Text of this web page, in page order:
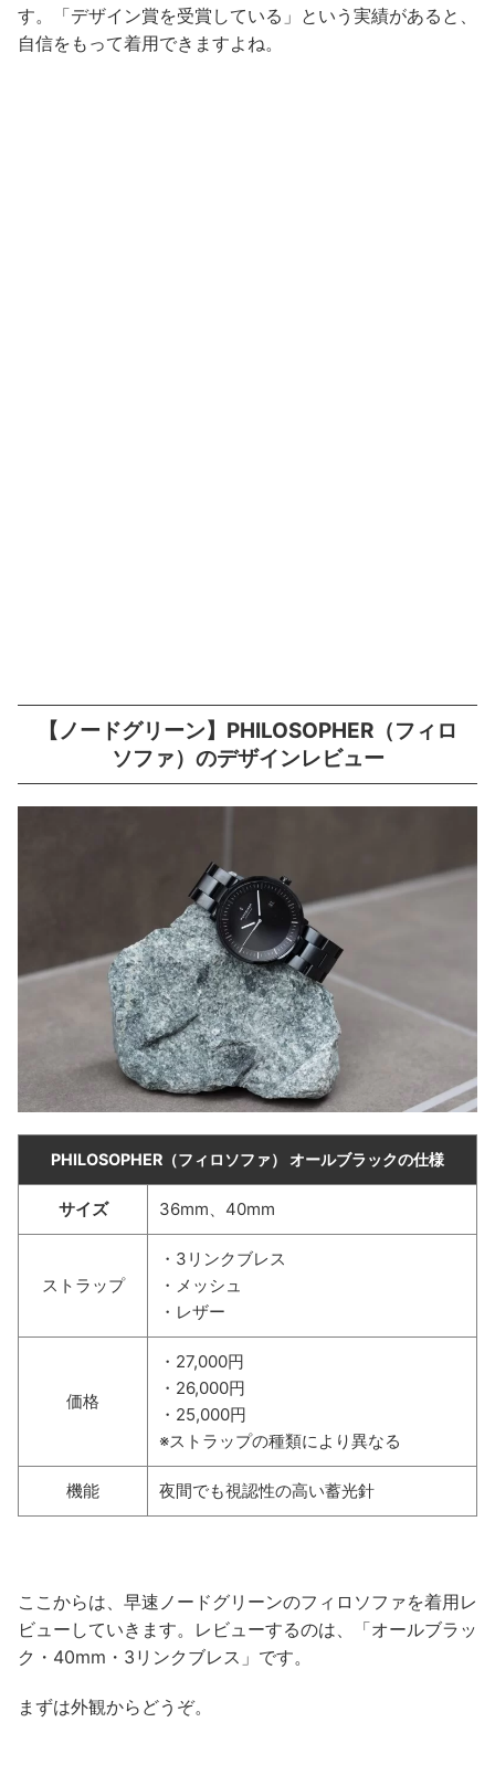
す。「デザイン賞を受賞している」という実績があると、
自信をもって着用できますよね。
【ノードグリーン】PHILOSOPHER（フィロ
ソファ）のデザインレビュー
PHILOSOPHER（フィロソファ） オールブラックの仕様
サイズ 36mm、40mm
ストラップ
・3リンクブレス
・メッシュ
・レザー
価格
・27,000円
・26,000円
・25,000円
※ストラップの種類により異なる
機能 夜間でも視認性の高い蓄光針
ここからは、早速ノードグリーンのフィロソファを着用レ
ビューしていきます。レビューするのは、「オールブラッ
ク・40mm・3リンクブレス」です。
まずは外観からどうぞ。